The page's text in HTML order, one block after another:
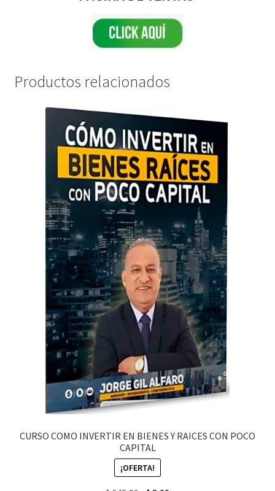
Productos relacionados
CURSO COMO INVERTIR EN BIENES Y RAICES CON POCO
CAPITAL
¡OFERTA!